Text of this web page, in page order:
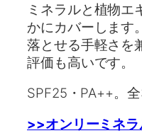
ミネラルと植物エ
かにカバーします
落とせる手軽さを
評価も高いです。
SPF25・PA++。
>>オンリーミネ